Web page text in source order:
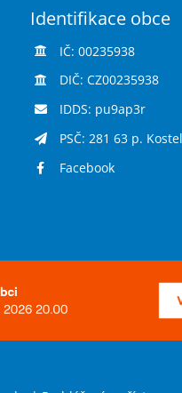
Identifikace obce
IČ: 00235938
DIČ: CZ00235938
IDDS: pu9ap3r
PSČ: 281 63 p.
Facebook